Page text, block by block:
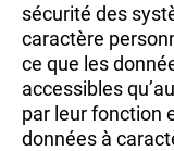
sécurité des
caractère
ce que les
accessibles
par leur fonction
données à